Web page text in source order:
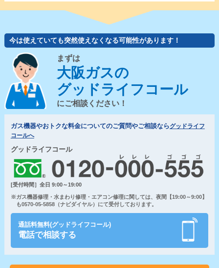
今は使えていても突然使えなくなる可能性があります！
まずは
大阪ガスの
グッドライフコール
にご相談ください！
ガス機器やおトクな料金についてのご質問やご相談ならグッドライフ
コールへ
グッドライフコール
[受付時間］全日 9:00～19:00
※ガス機器修理・水まわり修理・エアコン修理に関しては、夜間【19:00～9:00】
も0570-05-5858（ナビダイヤル）にて受付しております。
通話料無料(グッドライフコール)
電話で相談する